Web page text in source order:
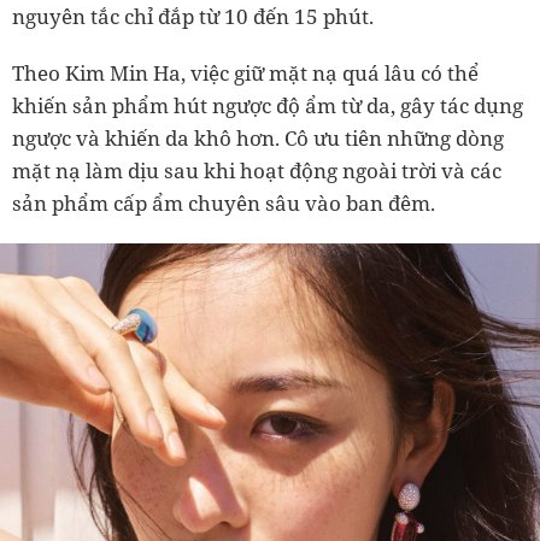
nguyên tắc chỉ đắp từ 10 đến 15 phút.
Theo Kim Min Ha, việc giữ mặt nạ quá lâu có thể
khiến sản phẩm hút ngược độ ẩm từ da, gây tác dụng
ngược và khiến da khô hơn. Cô ưu tiên những dòng
mặt nạ làm dịu sau khi hoạt động ngoài trời và các
sản phẩm cấp ẩm chuyên sâu vào ban đêm.